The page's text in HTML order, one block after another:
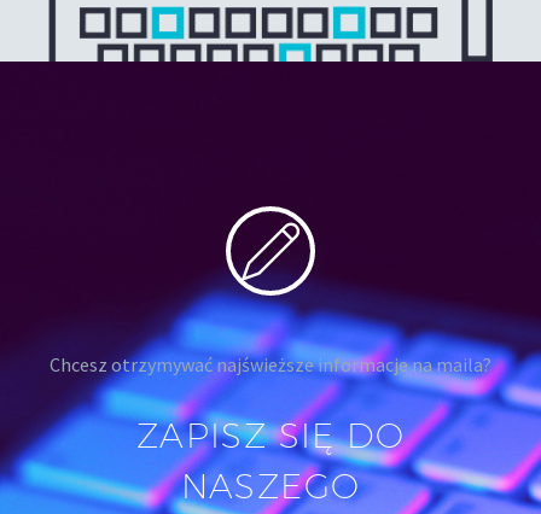
Chcesz otrzymywać najświeższe informacje na maila?
ZAPISZ SIĘ DO
NASZEGO